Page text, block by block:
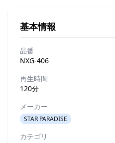
基本情報
品番
NXG-406
再生時間
120分
メーカー
STAR PARADISE
カテゴリ